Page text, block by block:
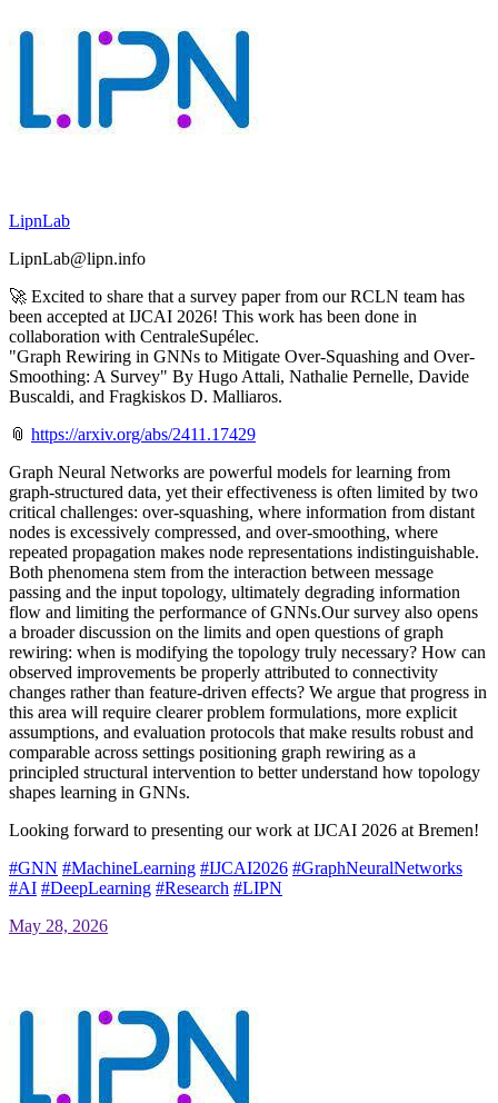
LipnLab
LipnLab@lipn.info
🚀 Excited to share that a survey paper from our RCLN team has
been accepted at IJCAI 2026! This work has been done in
collaboration with CentraleSupélec.
"Graph Rewiring in GNNs to Mitigate Over-Squashing and Over-
Smoothing: A Survey" By Hugo Attali, Nathalie Pernelle, Davide
Buscaldi, and Fragkiskos D. Malliaros.
📎 https://arxiv.org/abs/2411.17429
Graph Neural Networks are powerful models for learning from
graph-structured data, yet their effectiveness is often limited by two
critical challenges: over-squashing, where information from distant
nodes is excessively compressed, and over-smoothing, where
repeated propagation makes node representations indistinguishable.
Both phenomena stem from the interaction between message
passing and the input topology, ultimately degrading information
flow and limiting the performance of GNNs.Our survey also opens
a broader discussion on the limits and open questions of graph
rewiring: when is modifying the topology truly necessary? How can
observed improvements be properly attributed to connectivity
changes rather than feature-driven effects? We argue that progress in
this area will require clearer problem formulations, more explicit
assumptions, and evaluation protocols that make results robust and
comparable across settings positioning graph rewiring as a
principled structural intervention to better understand how topology
shapes learning in GNNs.
Looking forward to presenting our work at IJCAI 2026 at Bremen!
#GNN #MachineLearning #IJCAI2026 #GraphNeuralNetworks
#AI #DeepLearning #Research #LIPN
May 28, 2026